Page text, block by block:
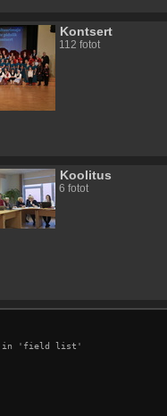
Kontsert
112 fotot
Koolitus
6 fotot
in 'field list'